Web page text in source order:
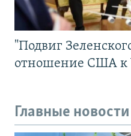
"Подвиг
отношение США к
Главные новости